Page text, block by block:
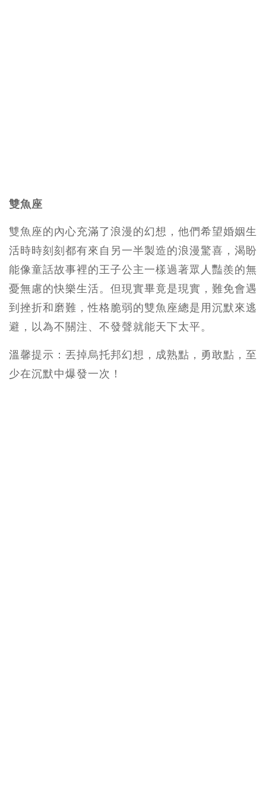
雙魚座
雙魚座的內心充滿了浪漫的幻想，他們希望婚姻生
活時時刻刻都有來自另一半製造的浪漫驚喜，渴盼
能像童話故事裡的王子公主一樣過著眾人豔羨的無
憂無慮的快樂生活。但現實畢竟是現實，難免會遇
到挫折和磨難，性格脆弱的雙魚座總是用沉默來逃
避，以為不關注、不發聲就能天下太平。
溫馨提示：丟掉烏托邦幻想，成熟點，勇敢點，至
少在沉默中爆發一次！